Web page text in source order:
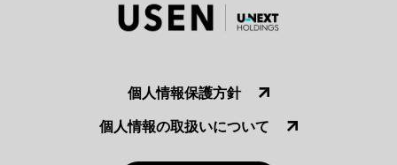
個人情報保護方針
個人情報の取扱いについて